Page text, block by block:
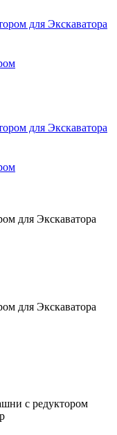
для Экскаватора
для Экскаватора
с редуктором